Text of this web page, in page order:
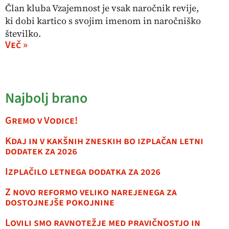
Član kluba Vzajemnost je vsak naročnik revije,
ki dobi kartico s svojim imenom in naročniško
številko.
Več »
Najbolj brano
Gremo v Vodice!
Kdaj in v kakšnih zneskih bo izplačan letni
dodatek za 2026
Izplačilo letnega dodatka za 2026
Z novo reformo veliko narejenega za
dostojnejše pokojnine
Lovili smo ravnotežje med pravičnostjo in